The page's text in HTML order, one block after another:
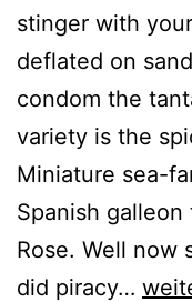
stinger with
deflated on
condom the
variety is the
Miniature sea-
Spanish
Rose. Well now
did piracy… Joy